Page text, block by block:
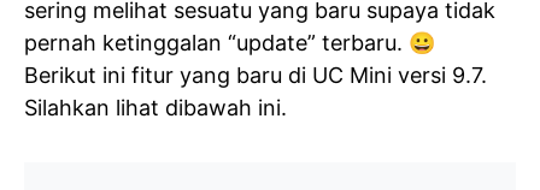
sering melihat sesuatu yang baru supaya tidak
pernah ketinggalan “update” terbaru. 😀
Berikut ini fitur yang baru di UC Mini versi 9.7.
Silahkan lihat dibawah ini.